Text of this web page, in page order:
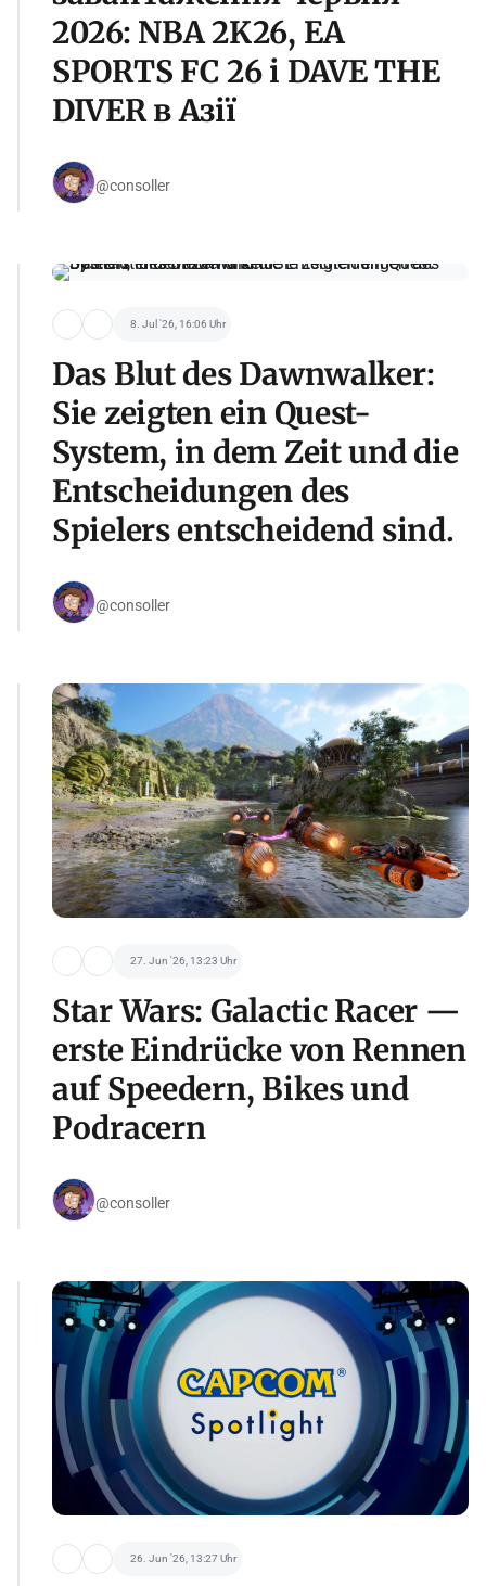
2026: NBA 2K26, EA
SPORTS FC 26 і DAVE THE
DIVER в Азії
@consoller
8. Jul '26, 16:06 Uhr
Das Blut des Dawnwalker:
Sie zeigten ein Quest-
System, in dem Zeit und die
Entscheidungen des
Spielers entscheidend sind.
@consoller
27. Jun '26, 13:23 Uhr
Star Wars: Galactic Racer —
erste Eindrücke von Rennen
auf Speedern, Bikes und
Podracern
@consoller
26. Jun '26, 13:27 Uhr